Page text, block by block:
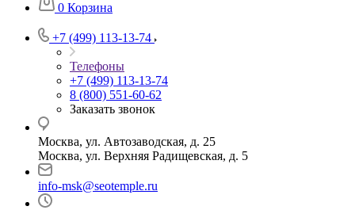
0 Корзина
+7 (499) 113-13-74
Телефоны
+7 (499) 113-13-74
8 (800) 551-60-62
Заказать звонок
Москва, ул. Автозаводская, д. 25
Москва, ул. Верхняя Радищевская, д. 5
info-msk@seotemple.ru